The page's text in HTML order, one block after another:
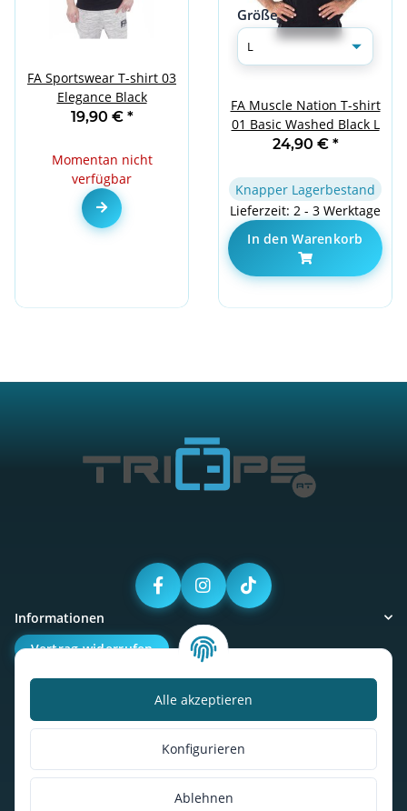
Alle akzeptieren
Konfigurieren
Ablehnen
FA Sportswear T-shirt 03
Elegance Black
19,90 € *
Momentan nicht
verfügbar
Zum Artikel
Größe
FA Muscle Nation T-shirt
01 Basic Washed Black L
24,90 € *
Knapper Lagerbestand
Lieferzeit: 2 - 3 Werktage
In den Warenkorb
Informationen
Vertrag widerrufen
Kalorienbedarfsrechner
So findest du uns